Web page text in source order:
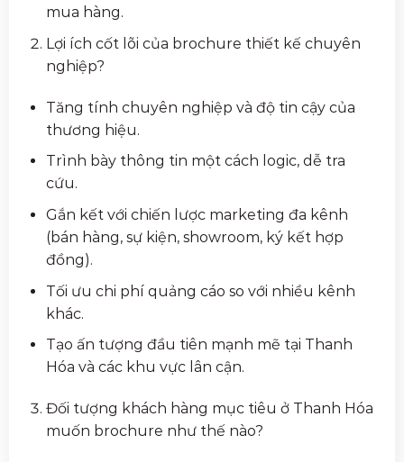
mua hàng.
Lợi ích cốt lõi của brochure thiết kế chuyên
nghiệp?
Tăng tính chuyên nghiệp và độ tin cậy của
thương hiệu.
Trình bày thông tin một cách logic, dễ tra
cứu.
Gắn kết với chiến lược marketing đa kênh
(bán hàng, sự kiện, showroom, ký kết hợp
đồng).
Tối ưu chi phí quảng cáo so với nhiều kênh
khác.
Tạo ấn tượng đầu tiên mạnh mẽ tại Thanh
Hóa và các khu vực lân cận.
Đối tượng khách hàng mục tiêu ở Thanh Hóa
muốn brochure như thế nào?